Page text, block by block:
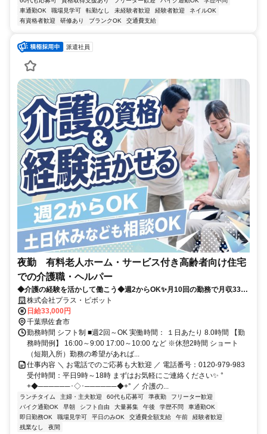
車通勤OK
職場見学可 転勤なし 未経験者歓迎 経験者歓迎
ネイルOK
有資格者歓迎
研修あり ブランクOK 交通費支給
派遣社員
夜勤 有料老人ホーム・サービス付き高齢者向け住宅
での介護職・ヘルパー
◆介護の経験を活かして働こう◆週2からOK✨月10回の勤務で月収33万
以上！プラス・ピボット独自の福利厚生が多数！
株式会社プラス・ピボット
日給33,000円
千葉県佐倉市
勤務時間 シフト制 ■週2回～OK 実働時間： １日あたり 8.0時間 【勤
務時間例】 16:00～9:00 17:00～10:00 など ※休憩2時間 ショート
（短期入所）勤務の希望があれば...
仕事内容 ＼ お電話でのご応募も大歓迎 ／ 電話番号：0120-979-983
受付時間：平日9時～18時 まずはお気軽にご連絡ください✨ °
+◆──────･◇･──────◆+° ／ 介護の...
ランチタイム 主婦・主夫歓迎 60代も応募可 準夜勤
フリーター歓迎
バイク通勤OK
早朝 シフト自由 大量募集 午後 学歴不問
車通勤OK
即日勤務OK
職場見学可 平日のみOK 交通費全額支給 午前
経験者歓迎
残業なし
夜間